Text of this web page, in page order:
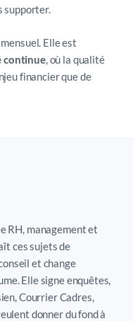
supporter.
Elle est
continue, où la qualité
financier que de
RH, management et
ces sujets de
et change
Elle signe enquêtes,
Courrier Cadres,
donner du fond à